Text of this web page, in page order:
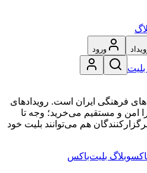
ورود
فرهنگی ایران است. رویدادهای
امن و مستقیم می‌خرید؛ وجه تا
هم می‌توانند بلیت خود
وبلاگ بلیت‌باکس